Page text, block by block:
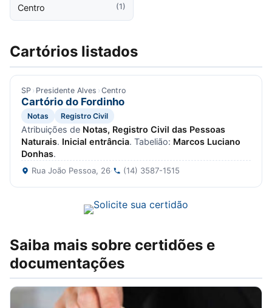
Centro (1)
Cartórios listados
SP › Presidente Alves › Centro
Cartório do Fordinho
Notas Registro Civil
Atribuições de Notas, Registro Civil das Pessoas
Naturais. Inicial entrância. Tabelião: Marcos Luciano
Donhas.
Rua João Pessoa, 26· (14) 3587-1515
Saiba mais sobre certidões e
documentações